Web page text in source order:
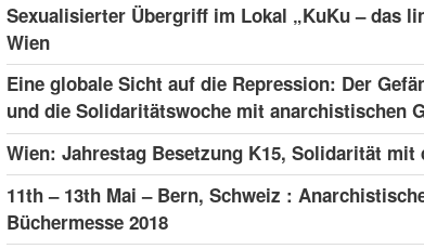
Sexualisierter Übergriff im Lokal „KuKu – das
Wien
Eine globale Sicht auf die Repression: Der
und die Solidaritätswoche mit anarchistischen
Wien: Jahrestag Besetzung K15, Solidarität mit
11th – 13th Mai – Bern, Schweiz :
Büchermesse 2018